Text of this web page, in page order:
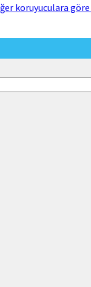
koruyuculara